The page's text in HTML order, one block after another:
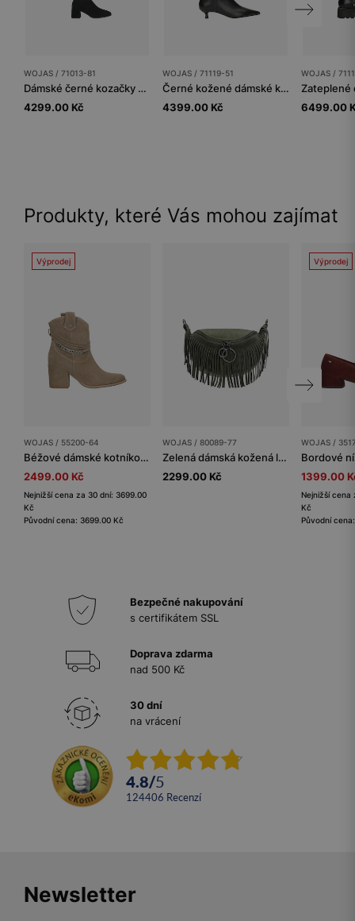
WOJAS / 71013-81
Dámské černé kozačky na zip
4299.00 Kč
WOJAS / 71119-51
Černé kožené dámské kozačky na nízkém podpatku
4399.00 Kč
WOJAS /
6499.00
Produkty, které Vás mohou zajímat
Výprodej
WOJAS / 55200-64
Béžové dámské kotníkové boty na podpatku s ozdobou kolem svršku
2499.00 Kč
Nejnižší cena za 30 dní: 3699.00
Kč
Původní cena: 3699.00 Kč
WOJAS / 80089-77
Zelená dámská kožená ledvinka s třásněmi
2299.00 Kč
Výprodej
WOJAS /
1399.00
Nejnižší cena
Kč
Původní
Bezpečné nakupování
s certifikátem SSL
Doprava zdarma
nad 500 Kč
30 dní
na vrácení
4.8/5
124406 recenzí
Newsletter